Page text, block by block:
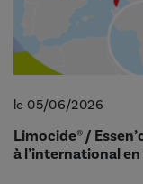
le 05/06/2026
Limocide® /
à l’international